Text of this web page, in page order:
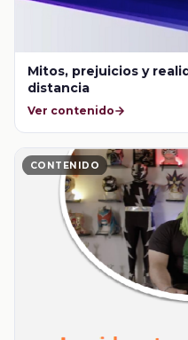
Mitos, prejuicios y
distancia
Ver contenido
CONTENIDO